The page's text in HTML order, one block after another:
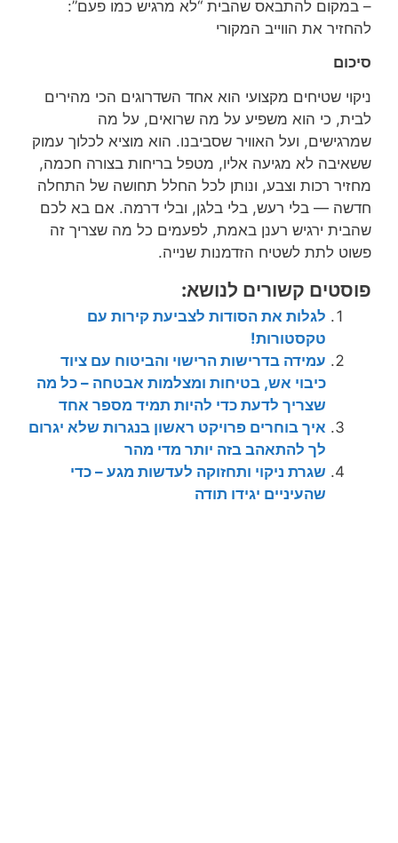
– במקום להתבאס שהבית “לא מרגיש כמו פעם”:
להחזיר את הווייב המקורי
סיכום
ניקוי שטיחים מקצועי הוא אחד השדרוגים הכי מהירים
לבית, כי הוא משפיע על מה שרואים, על מה
שמרגישים, ועל האוויר שסביבנו. הוא מוציא לכלוך עמוק
ששאיבה לא מגיעה אליו, מטפל בריחות בצורה חכמה,
מחזיר רכות וצבע, ונותן לכל החלל תחושה של התחלה
חדשה — בלי רעש, בלי בלגן, ובלי דרמה. אם בא לכם
שהבית ירגיש רענן באמת, לפעמים כל מה שצריך זה
פשוט לתת לשטיח הזדמנות שנייה.
פוסטים קשורים לנושא:
לגלות את הסודות לצביעת קירות עם
טקסטורות!
עמידה בדרישות הרישוי והביטוח עם ציוד
כיבוי אש, בטיחות ומצלמות אבטחה – כל מה
שצריך לדעת כדי להיות תמיד מספר אחד
איך בוחרים פרויקט ראשון בנגרות שלא יגרום
לך להתאהב בזה יותר מדי מהר
שגרת ניקוי ותחזוקה לעדשות מגע – כדי
שהעיניים יגידו תודה